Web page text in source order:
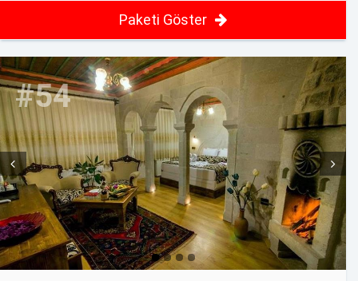
Paketi Göster
Prev Next
#54